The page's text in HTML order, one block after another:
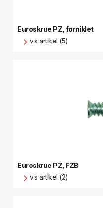
Euroskrue PZ, forniklet
vis artikel (5)
Euroskrue PZ, FZB
vis artikel (2)